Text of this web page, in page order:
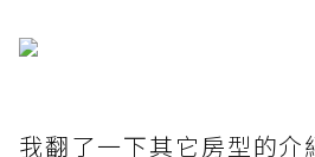
我翻了一下其它房型的介